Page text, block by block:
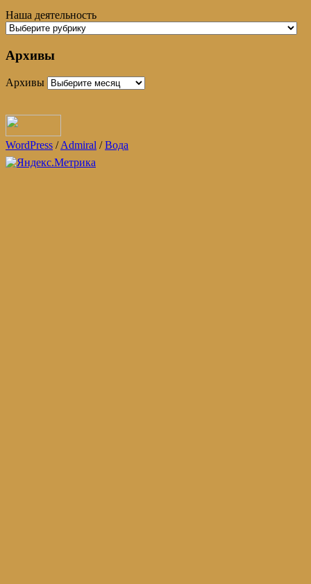
Наша деятельность
Архивы
Архивы
WordPress /Admiral /Вода